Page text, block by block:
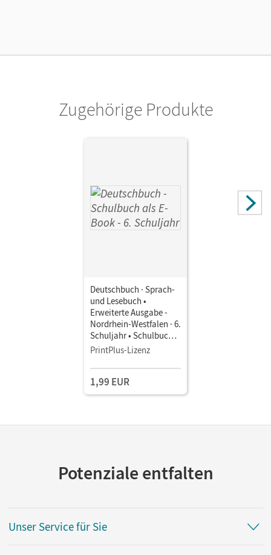
Zugehörige Produkte
Deutschbuch · Sprach-
und Lesebuch •
Erweiterte Ausgabe -
Nordrhein-Westfalen · 6.
Schuljahr • Schulbuch
als E-Book
PrintPlus-Lizenz
1,99 EUR
Potenziale entfalten
Unser Service für Sie